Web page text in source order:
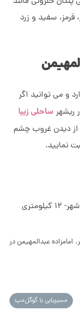
سفید و زرد
و می توانید اگر
ریشهر ساحلی زیبا
از دیدن غروب چشم
نمایید.
استان بوشهر- بوشهر- 12 کیلومتری
امامزاده عبدالمهیمن در
مسیریابی با گوگل‌مپ